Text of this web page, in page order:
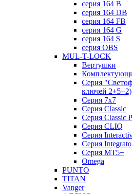
серия 164 B
серия 164 DB
серия 164 FB
серия 164 G
серия 164 S
серия OBS
MUL-T-LOCK
Вертушки
Серия
ключей 2+5+2)
Серия 7х7
Серия Classic
Серия Classic
Серия CLIQ
Серия
Серия
Серия MT5+
Omega
PUNTO
TITAN
Vanger